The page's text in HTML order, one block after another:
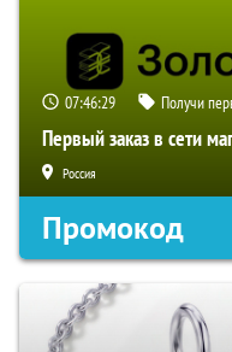
07:46:28 Получи
Первый заказ в сети
Россия
Промокод